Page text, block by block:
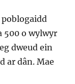
poblogaidd
500 o wylwyr
dweud ein
ar dân. Mae